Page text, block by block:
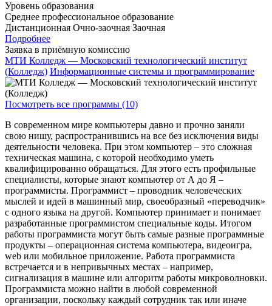
Уровень образования
Среднее профессиональное образование
Дистанционная Очно-заочная Заочная
Подробнее
Заявка в приёмную комиссию
МТИ Колледж — Московский технологический институт
(Колледж) Информационные системы и программирование
Посмотреть все программы (10)
В современном мире компьютеры давно и прочно заняли
свою нишу, распространившись на все без исключения виды
деятельности человека. При этом компьютер – это сложная
техническая машина, с которой необходимо уметь
квалифицированно обращаться. Для этого есть профильные
специалисты, которые знают компьютер от А до Я –
программисты. Программист – проводник человеческих
мыслей и идей в машинный мир, своеобразный «переводчик»
с одного языка на другой. Компьютер принимает и понимает
разработанные программистом специальные коды. Итогом
работы программиста могут быть самые разные программные
продукты – операционная система компьютера, видеоигра,
web или мобильное приложение. Работа программиста
встречается и в непривычных местах – например,
сигнализация в машине или алгоритм работы микроволновки.
Программиста можно найти в любой современной
организации, поскольку каждый сотрудник так или иначе